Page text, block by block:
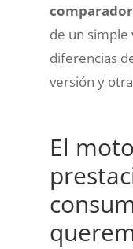
comparador
de un simple
diferencias
versión y
El